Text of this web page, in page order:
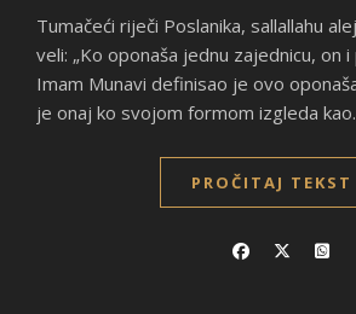
Tumačeći riječi Poslanika, sallallahu alejhi ve sellem, koji
veli: „Ko oponaša jednu zajednicu, on
Imam Munavi definisao je ovo
je onaj ko svojom formom izgleda
PROČITAJ TEKST